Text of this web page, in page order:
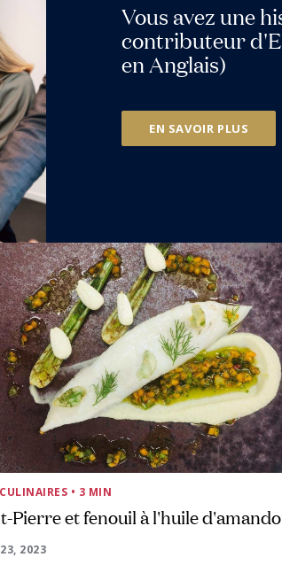
Vous avez une
contributeur
en Anglais)
EN SAVOIR PLUS
• 3 MIN
Pierre et fenouil à l'huile
2023